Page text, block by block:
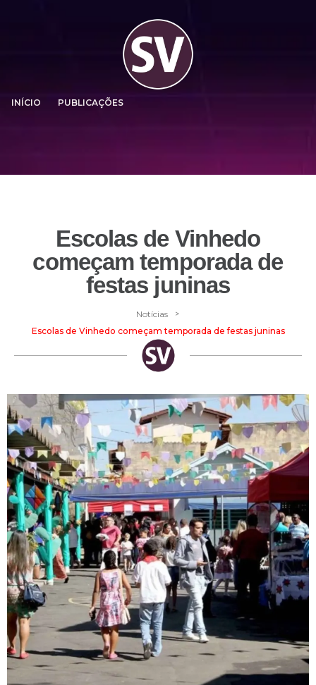
INÍCIO PUBLICAÇÕES
Escolas de Vinhedo
começam temporada de
festas juninas
Notícias >
Escolas de Vinhedo começam temporada de festas juninas